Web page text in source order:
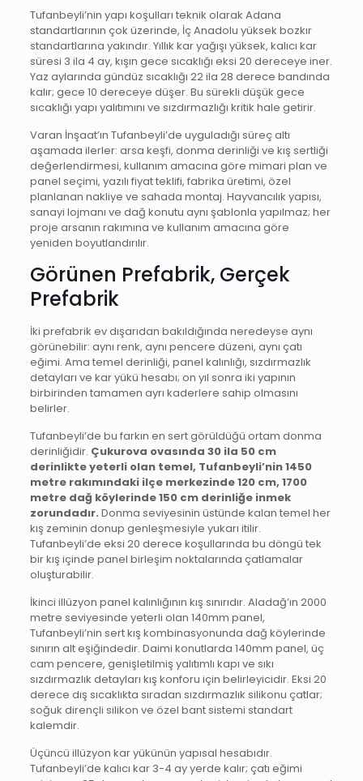
Tufanbeyli’nin yapı koşulları teknik olarak Adana
standartlarının çok üzerinde, İç Anadolu yüksek bozkır
standartlarına yakındır. Yıllık kar yağışı yüksek, kalıcı kar
süresi 3 ila 4 ay, kışın gece sıcaklığı eksi 20 dereceye iner.
Yaz aylarında gündüz sıcaklığı 22 ila 28 derece bandında
kalır; gece 10 dereceye düşer. Bu sürekli düşük gece
sıcaklığı yapı yalıtımını ve sızdırmazlığı kritik hale getirir.
Varan İnşaat’ın Tufanbeyli’de uyguladığı süreç altı
aşamada ilerler: arsa keşfi, donma derinliği ve kış sertliği
değerlendirmesi, kullanım amacına göre mimari plan ve
panel seçimi, yazılı fiyat teklifi, fabrika üretimi, özel
planlanan nakliye ve sahada montaj. Hayvancılık yapısı,
sanayi lojmanı ve dağ konutu aynı şablonla yapılmaz; her
proje arsanın rakımına ve kullanım amacına göre
yeniden boyutlandırılır.
Görünen Prefabrik, Gerçek
Prefabrik
İki prefabrik ev dışarıdan bakıldığında neredeyse aynı
görünebilir: aynı renk, aynı pencere düzeni, aynı çatı
eğimi. Ama temel derinliği, panel kalınlığı, sızdırmazlık
detayları ve kar yükü hesabı; on yıl sonra iki yapının
birbirinden tamamen ayrı kaderlere sahip olmasını
belirler.
Tufanbeyli’de bu farkın en sert görüldüğü ortam donma
derinliğidir. Çukurova ovasında 30 ila 50 cm
derinlikte yeterli olan temel, Tufanbeyli’nin 1450
metre rakımındaki ilçe merkezinde 120 cm, 1700
metre dağ köylerinde 150 cm derinliğe inmek
zorundadır. Donma seviyesinin üstünde kalan temel her
kış zeminin donup genleşmesiyle yukarı itilir.
Tufanbeyli’de eksi 20 derece koşullarında bu döngü tek
bir kış içinde panel birleşim noktalarında çatlamalar
oluşturabilir.
İkinci illüzyon panel kalınlığının kış sınırıdır. Aladağ’ın 2000
metre seviyesinde yeterli olan 140mm panel,
Tufanbeyli’nin sert kış kombinasyonunda dağ köylerinde
sınırın alt eşiğindedir. Daimi konutlarda 140mm panel, üç
cam pencere, genişletilmiş yalıtımlı kapı ve sıkı
sızdırmazlık detayları kış konforu için belirleyicidir. Eksi 20
derece dış sıcaklıkta sıradan sızdırmazlık silikonu çatlar;
soğuk dirençli silikon ve özel bant sistemi standart
kalemdir.
Üçüncü illüzyon kar yükünün yapısal hesabıdır.
Tufanbeyli’de kalıcı kar 3-4 ay yerde kalır; çatı eğimi